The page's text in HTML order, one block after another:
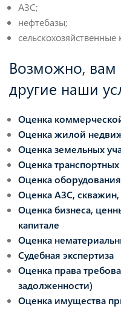
АЗС;
нефтебазы;
Возможно, вам
другие наши
Оценка
Оценка жилой
Оценка земельных
Оценка транспортных
Оценка
Оценка АЗС,
Оценка бизнеса,
капитале
Оценка
Судебная экспертиза
Оценка права
задолженности)
Оценка имущества